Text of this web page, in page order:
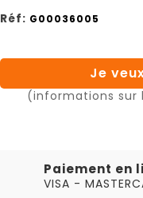
Réf: G00036005
Je
(informations sur
Paiement en
VISA -